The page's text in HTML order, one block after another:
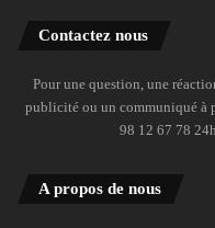
Contactez nous
Pour une question, une
publicité ou un communiqué à
98 12 67 78
A propos de nous